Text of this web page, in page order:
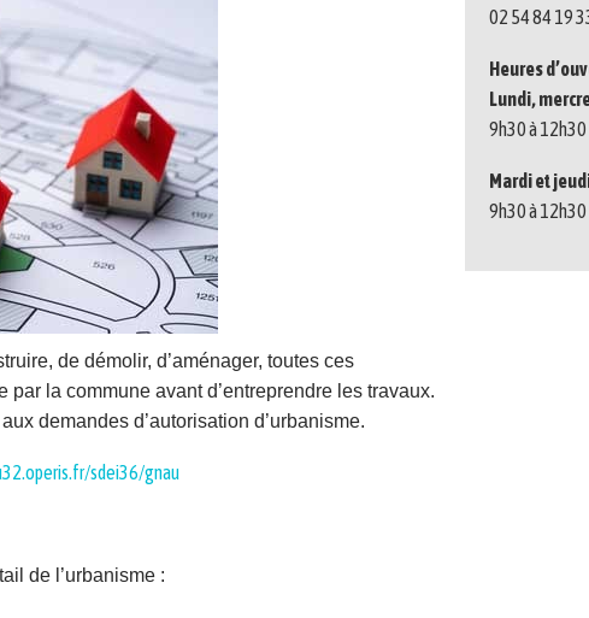
de démolir, d’aménager, toutes ces
la commune avant d’entreprendre les travaux.
demandes d’autorisation d’urbanisme.
sdei36/gnau
de l’urbanisme :
02 54 84 19
Heures
Lundi,
9h30 à
Mardi et
9h30 à